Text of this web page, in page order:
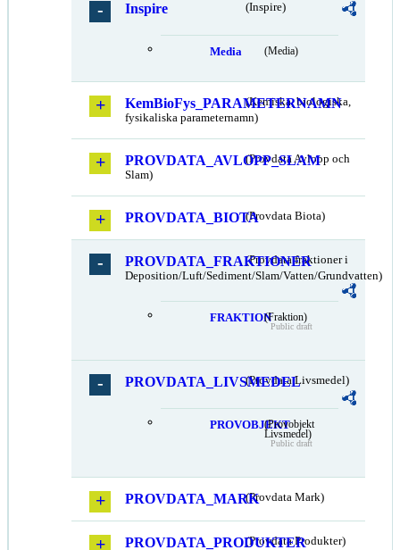
Inspire (Inspire)
Media (Media)
KemBioFys_PARAMETERNAMN
(Kemiska, biologiska,
fysikaliska parameternamn)
PROVDATA_AVLOPP_SLAM
(Provdata Avlopp och
Slam)
PROVDATA_BIOTA(Provdata Biota)
PROVDATA_FRAKTIONER
(Provdata fraktioner i
Deposition/Luft/Sediment/Slam/Vatten/Grundvatten)
FRAKTION(Fraktion)
Public draft
PROVDATA_LIVSMEDEL
(Provdata Livsmedel)
PROVOBJEKT(Provobjekt
Livsmedel)
Public draft
PROVDATA_MARK(Provdata Mark)
PROVDATA_PRODUKTER
(Provdata Produkter)